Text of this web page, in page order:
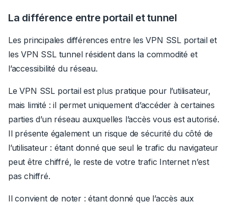
La différence entre portail et tunnel
Les principales différences entre les VPN SSL portail et
les VPN SSL tunnel résident dans la commodité et
l’accessibilité du réseau.
Le VPN SSL portail est plus pratique pour l’utilisateur,
mais limité : il permet uniquement d’accéder à certaines
parties d’un réseau auxquelles l’accès vous est autorisé.
Il présente également un risque de sécurité du côté de
l’utilisateur : étant donné que seul le trafic du navigateur
peut être chiffré, le reste de votre trafic Internet n’est
pas chiffré.
Il convient de noter : étant donné que l’accès aux